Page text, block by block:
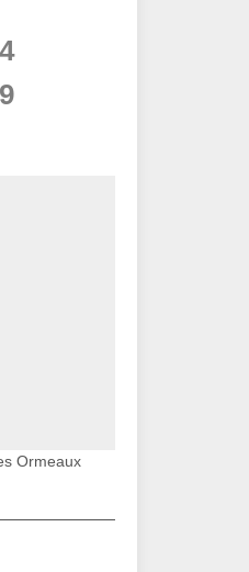
Ormeaux